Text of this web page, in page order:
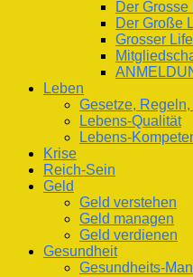
Der
Der Große
Grosser
Leben
Gesetze,
Lebens-Qualität
Lebens-
Krise
Reich-Sein
Geld
Geld verstehen
Geld managen
Geld verdienen
Gesundheit
Gesundheits-